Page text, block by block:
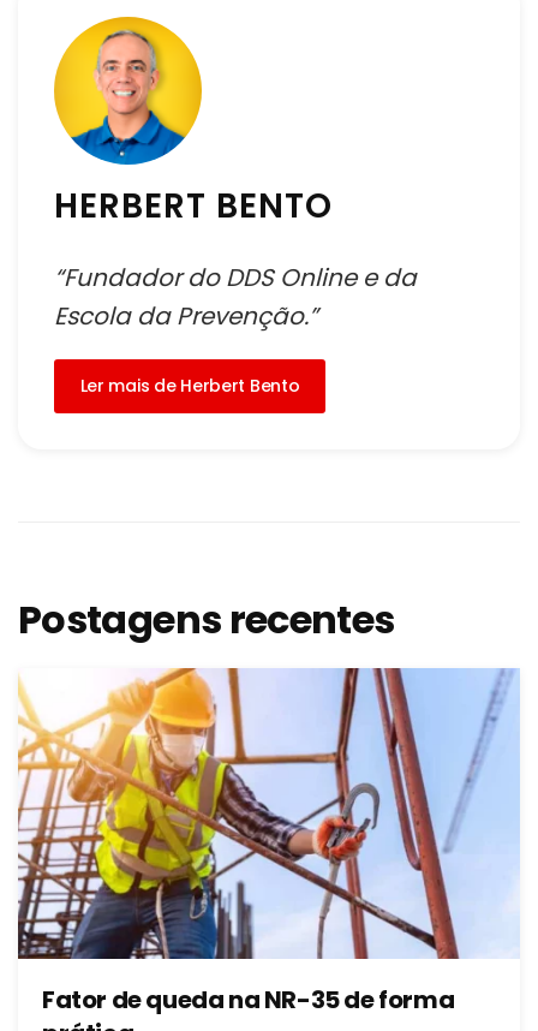
HERBERT BENTO
“Fundador do DDS Online e da
Escola da Prevenção.”
Ler mais de Herbert Bento
Postagens recentes
Fator de queda na NR-35 de forma